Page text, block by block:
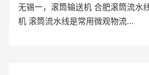
无锡一，滚筒输送机 合肥滚筒流水
机 滚筒流水线是常用微观物流...